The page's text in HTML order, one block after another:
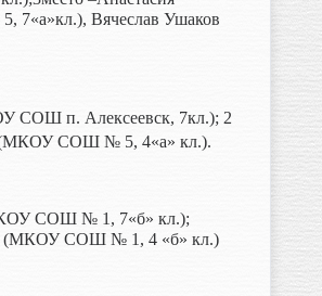
Вячеслав Ушаков
СОШ п. Алексеевск, 7кл.); 2
(МКОУ СОШ № 5, 4«а» кл.).
СОШ № 1, 7«б» кл.);
(МКОУ СОШ № 1, 4 «б» кл.)